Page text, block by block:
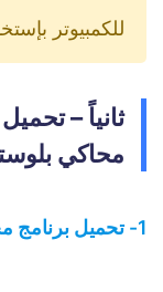
للكمبيوتر
ثانياً –
محاكي
1- تحميل برنامج محاكي بلوستاك الجديد bluestacks